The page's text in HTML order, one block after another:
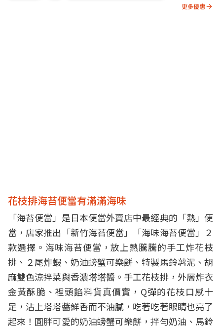
更多優惠
花枝排海苔便當有滿滿海味
「海苔便當」是日本便當外賣店中最經典的「熱」便
當，店家推出「新竹海苔便當」「海味海苔便當」２
款選擇。海味海苔便當，放上熱騰騰的手工炸花枝
排、２尾炸蝦、奶油螃蟹可樂餅、特製馬鈴薯泥、胡
麻雙色涼拌菜與香濃塔塔醬。手工花枝排，外層炸衣
金黃酥脆、裡頭餡料貨真價實，Q彈的花枝口感十
足，沾上塔塔醬鮮香而不油膩，吃著吃著眼睛也亮了
起來！圓胖可愛的奶油螃蟹可樂餅，拌勻奶油、馬鈴